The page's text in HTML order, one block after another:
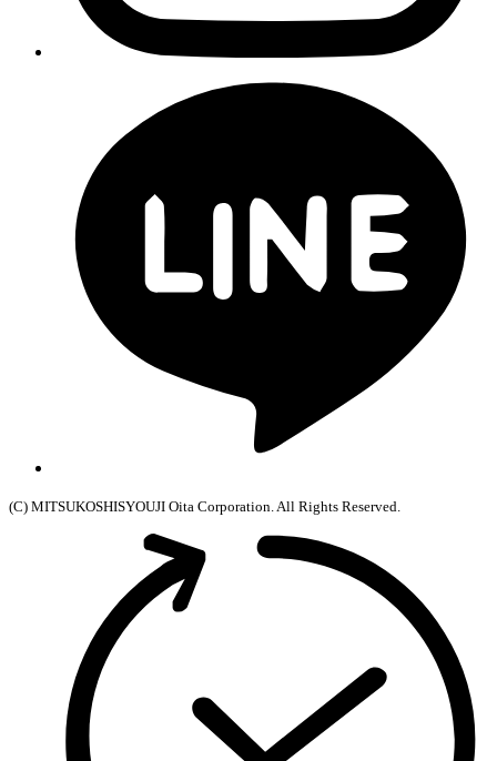
(C) MITSUKOSHISYOUJI Oita Corporation. All Rights Reserved.